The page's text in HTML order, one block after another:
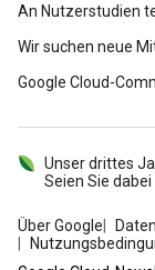
An Nutzerstudien
Wir suchen neue
Google Cloud-
Über Google
Unser drittes
Seien Sie dabei